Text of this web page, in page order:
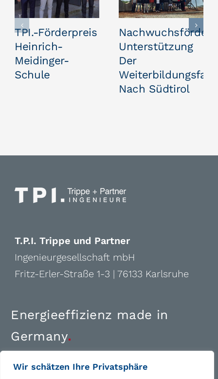
Wir schätzen Ihre Privatsphäre
TPI.-Förderpreis
Heinrich-
Meidinger-
Schule
Unterstützung
Der
Nach Südtirol
T.P.I. Trippe und Partner
Ingenieurgesellschaft mbH
Fritz-Erler-Straße 1-3 | 76133 Karlsruhe
Energieeffizienz made in
Germany.
+49 (0)721 1810-0